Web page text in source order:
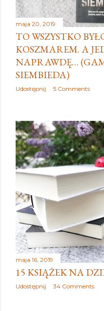
maja 20, 2019
TO WSZYSTKO
KOSZMAREM. A
NAPRAWDĘ…
SIEMBIEDA)
Udostępnij 5 Comments
maja 16, 2019
15 KSIĄŻEK NA
Udostępnij 34 Comments